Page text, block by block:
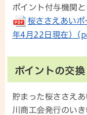
ポイント付与機関と
桜ささえあい
年4月22日現在）
ポイントの交換
貯まった桜ささえ
川商工会発行のい